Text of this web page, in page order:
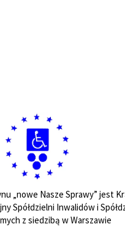
„nowe Nasze Sprawy” jest
Spółdzielni Inwalidów i
z siedzibą w Warszawie